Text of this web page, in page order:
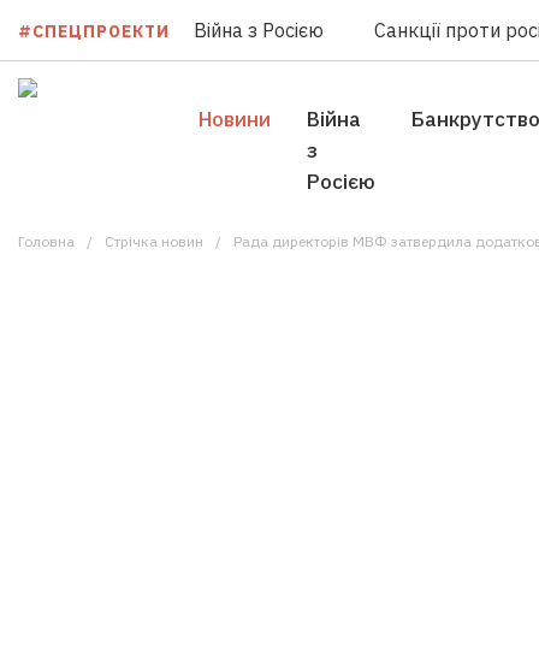
#СПЕЦПРОЕКТИ Війна з Росією Санкції проти
Новини
Війна
з
Росією
Банкрутство
Головна Стрічка новин Рада директорів МВФ затвердила